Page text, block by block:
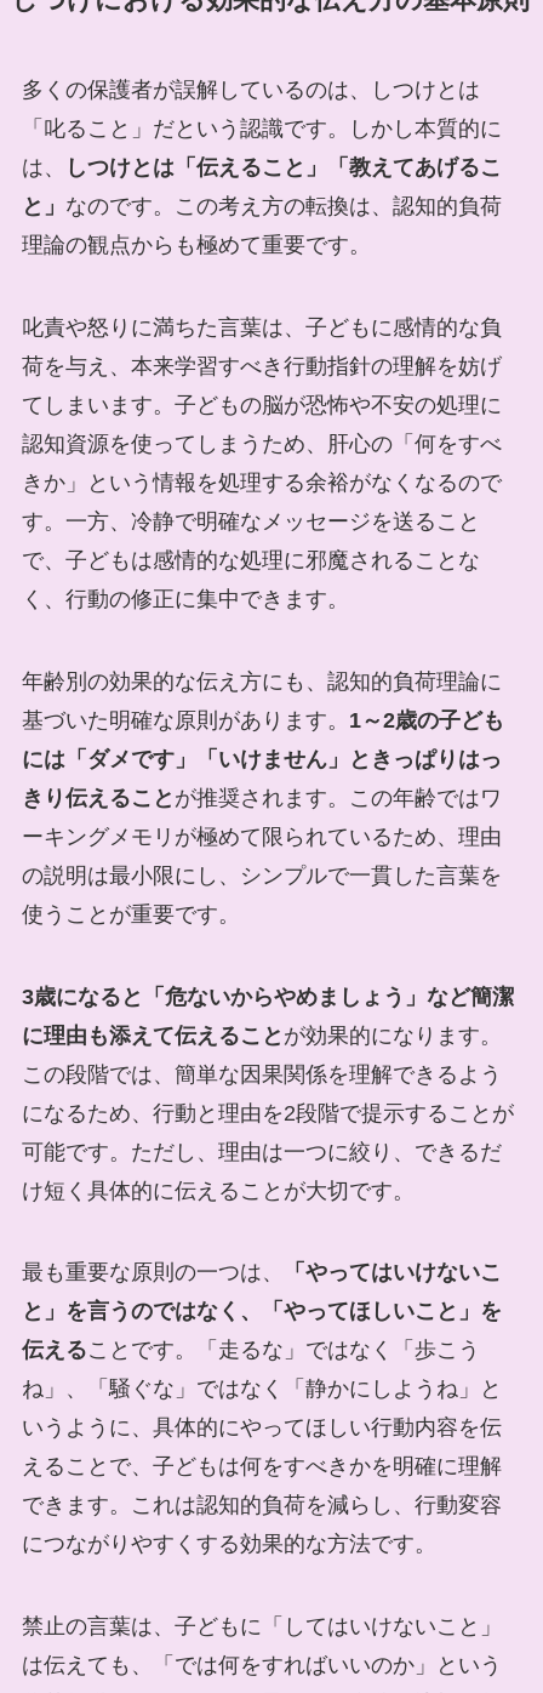
多くの保護者が誤解しているのは、しつけとは
「叱ること」だという認識です。しかし本質的に
は、
しつけとは「伝えること」「教えてあげるこ
と」 なのです。この考え方の転換は、認知的負荷
理論の観点からも極めて重要です。
叱責や怒りに満ちた言葉は、子どもに感情的な負
荷を与え、本来学習すべき行動指針の理解を妨げ
てしまいます。子どもの脳が恐怖や不安の処理に
認知資源を使ってしまうため、肝心の「何をすべ
きか」という情報を処理する余裕がなくなるので
す。一方、冷静で明確なメッセージを送ること
で、子どもは感情的な処理に邪魔されることな
く、行動の修正に集中できます。
年齢別の効果的な伝え方にも、認知的負荷理論に
基づいた明確な原則があります。 1～2歳の子ども
には「ダメです」「いけません」ときっぱりはっ
きり伝えること が推奨されます。この年齢ではワ
ーキングメモリが極めて限られているため、理由
の説明は最小限にし、シンプルで一貫した言葉を
使うことが重要です。
3歳になると「危ないからやめましょう」など簡潔
に理由も添えて伝えること が効果的になります。
この段階では、簡単な因果関係を理解できるよう
になるため、行動と理由を2段階で提示することが
可能です。ただし、理由は一つに絞り、できるだ
け短く具体的に伝えることが大切です。
最も重要な原則の一つは、
「やってはいけないこ
と」を言うのではなく、「やってほしいこと」を
伝えることです。「走るな」ではなく「歩こう
ね」、「騒ぐな」ではなく「静かにしようね」と
いうように、具体的にやってほしい行動内容を伝
えることで、子どもは何をすべきかを明確に理解
できます。これは認知的負荷を減らし、行動変容
につながりやすくする効果的な方法です。
禁止の言葉は、子どもに「してはいけないこと」
は伝えても、「では何をすればいいのか」という